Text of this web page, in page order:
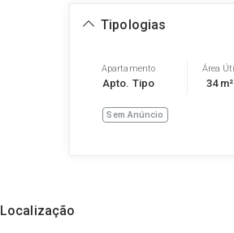
Tipologias
Apartamento
Apto. Tipo
Área
34 m²
Sem Anúncio
Localização